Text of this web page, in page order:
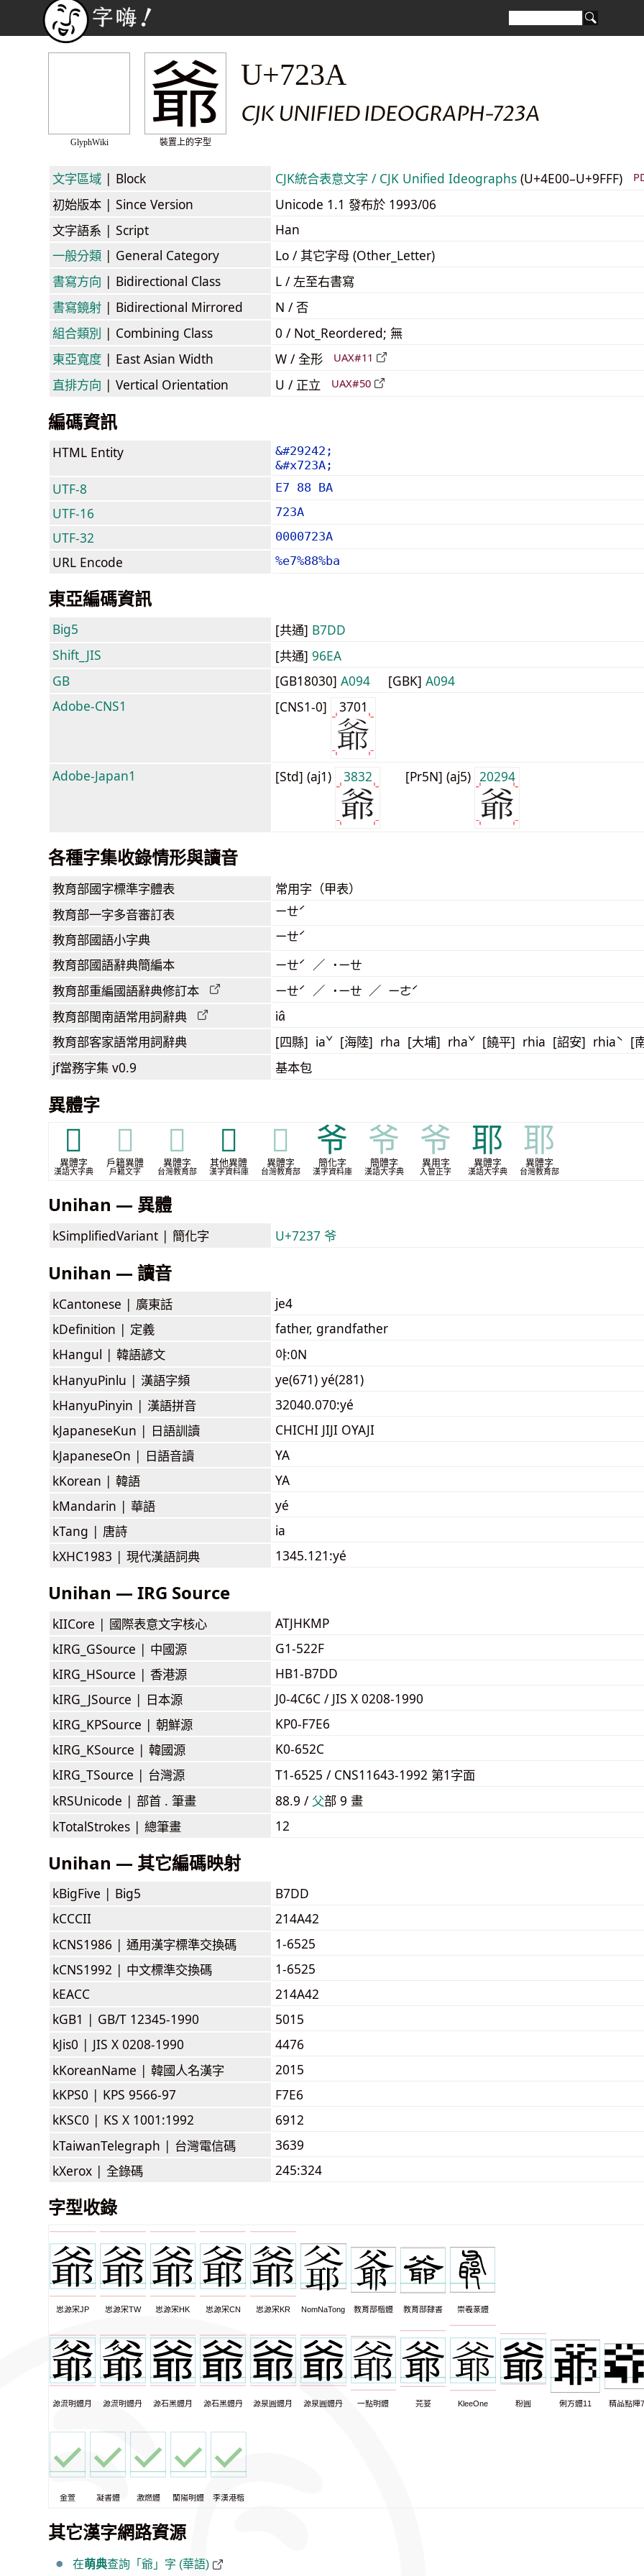
GlyphWiki
爺
裝置上的字型
U+723A
CJK UNIFIED IDEOGRAPH-723A
文字區域 | Block CJK統合表意文字 / CJK Unified Ideographs (U+4E00–U+9FFF)
初始版本 | Since Version
Unicode 1.1 發布於 1993/06
文字語系 | Script
Han
一般分類 | General Category
Lo / 其它字母 (Other_Letter)
書寫方向 | Bidirectional Class
L / 左至右書寫
書寫鏡射 | Bidirectional Mirrored
N / 否
組合類別 | Combining Class
0 / Not_Reordered; 無
東亞寬度 | East Asian Width W / 全形 UAX#11
直排方向 | Vertical Orientation U / 正立 UAX#50
編碼資訊
HTML Entity
&#29242;
&#x723A;
UTF-8 E7 88 BA
UTF-16 723A
UTF-32 0000723A
URL Encode %e7%88%ba
東亞編碼資訊
Big5 [共通] B7DD
Shift_JIS
[共通] 96EA
GB
[GB18030] A094 [GBK] A094
Adobe-CNS1
[CNS1-0] 3701
Adobe-Japan1 [Std] (aj1) 3832 [Pr5N] (aj5) 20294
各種字集收錄情形與讀音
教育部國字標準字體表 常用字（甲表）
教育部一字多音審訂表 ㄧㄝˊ
教育部國語小字典 ㄧㄝˊ
教育部國語辭典簡編本 ㄧㄝˊ ／ ˙ㄧㄝ
教育部重編國語辭典修訂本 ㄧㄝˊ ／ ˙ㄧㄝ ／ ㄧㄜˊ
教育部閩南語常用詞辭典 iâ
教育部客家語常用詞辭典 [四縣] iaˇ [海陸] rha [大埔] rhaˇ [饒平] rhia [詔安] rhiaˋ [
jf當務字集 v0.9 基本包
異體字
𤕓
異體字
漢語大字典
𤕓
戶籍異體
戶籍文字
𤕓
異體字
台灣教育部
𨈺
其他異體
漢字資料庫
𨈺
異體字
台灣教育部
爷
簡化字
漢字資料庫
爷
簡體字
漢語大字典
爷
異用字
入管正字
耶
異體字
漢語大字典
耶
異體字
台灣教育部
Unihan — 異體
kSimplifiedVariant | 簡化字 U+7237 爷
Unihan — 讀音
kCantonese | 廣東話
je4
kDefinition | 定義
father, grandfather
kHangul | 韓語諺文
야:0N
kHanyuPinlu | 漢語字頻
ye(671) yé(281)
kHanyuPinyin | 漢語拼音
32040.070:yé
kJapaneseKun | 日語訓讀
CHICHI JIJI OYAJI
kJapaneseOn | 日語音讀
YA
kKorean | 韓語
YA
kMandarin | 華語
yé
kTang | 唐詩
ia
kXHC1983 | 現代漢語詞典 1345.121:yé
Unihan — IRG Source
kIICore | 國際表意文字核心
ATJHKMP
kIRG_GSource | 中國源
G1-522F
kIRG_HSource | 香港源
HB1-B7DD
kIRG_JSource | 日本源
J0-4C6C / JIS X 0208-1990
kIRG_KPSource | 朝鮮源
KP0-F7E6
kIRG_KSource | 韓國源
K0-652C
kIRG_TSource | 台灣源
T1-6525 / CNS11643-1992 第1字面
kRSUnicode | 部首 . 筆畫 88.9 / ⽗部 9 畫
kTotalStrokes | 總筆畫 12
Unihan — 其它編碼映射
kBigFive | Big5
B7DD
kCCCII
214A42
kCNS1986 | 通用漢字標準交換碼
1-6525
kCNS1992 | 中文標準交換碼
1-6525
kEACC
214A42
kGB1 | GB/T 12345-1990
5015
kJis0 | JIS X 0208-1990
4476
kKoreanName | 韓國人名漢字
2015
kKPS0 | KPS 9566-97
F7E6
kKSC0 | KS X 1001:1992
6912
kTaiwanTelegraph | 台灣電信碼
3639
kXerox | 全錄碼 245:324
字型收錄
思源宋JP 思源宋TW 思源宋HK 思源宋CN 思源宋KR NomNaTong 教育部楷體 教育部隸書 崇羲篆體
源流明體月 源流明體丹 源石黑體月 源石黑體丹 源泉圓體月 源泉圓體丹 一點明體 芫荽 KleeOne 粉圓 俐方體11 精品點陣7
金萱 凝書體 激燃體 蘭陽明體 李漢港楷
其它漢字網路資源
在萌典查詢「爺」字 (華語)